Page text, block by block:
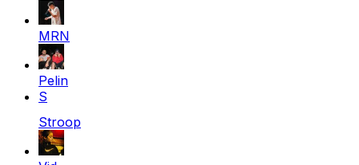
MRN
Pelin
S
Stroop